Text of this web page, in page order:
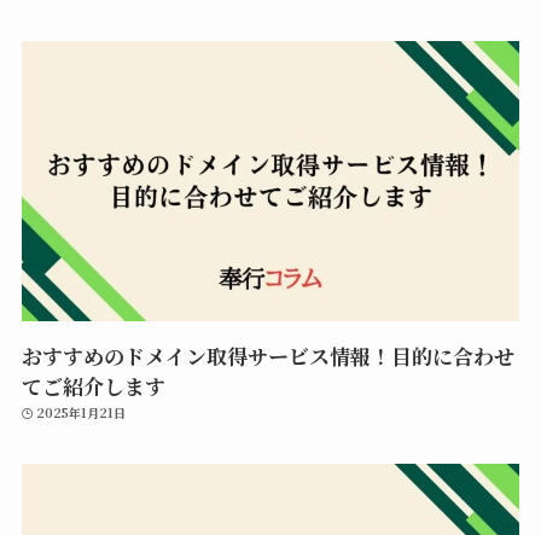
おすすめのドメイン取得サービス情報！目的に合わせ
てご紹介します
2025年1月21日